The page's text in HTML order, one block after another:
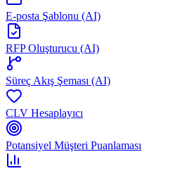
E-posta Şablonu (AI)
RFP Oluşturucu (AI)
Süreç Akış Şeması (AI)
CLV Hesaplayıcı
Potansiyel Müşteri Puanlaması